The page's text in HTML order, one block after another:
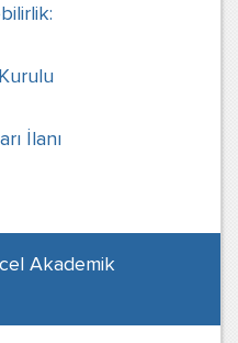
İlanı
Akademik